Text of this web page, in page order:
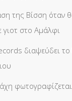
της Βίσση όταν
γιοτ στο Αμάλφι
διαψεύδει το